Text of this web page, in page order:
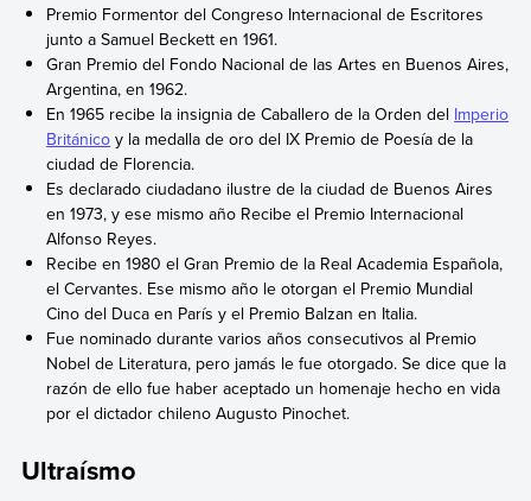
Premio Formentor del Congreso Internacional de Escritores
junto a Samuel Beckett en 1961.
Gran Premio del Fondo Nacional de las Artes en Buenos Aires,
Argentina, en 1962.
En 1965 recibe la insignia de Caballero de la Orden del Imperio
Británico y la medalla de oro del IX Premio de Poesía de la
ciudad de Florencia.
Es declarado ciudadano ilustre de la ciudad de Buenos Aires
en 1973, y ese mismo año Recibe el Premio Internacional
Alfonso Reyes.
Recibe en 1980 el Gran Premio de la Real Academia Española,
el Cervantes. Ese mismo año le otorgan el Premio Mundial
Cino del Duca en París y el Premio Balzan en Italia.
Fue nominado durante varios años consecutivos al Premio
Nobel de Literatura, pero jamás le fue otorgado. Se dice que la
razón de ello fue haber aceptado un homenaje hecho en vida
por el dictador chileno Augusto Pinochet.
Ultraísmo